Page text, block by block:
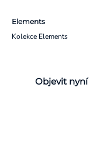
Elements
Kolekce Elements
Objevit nyní